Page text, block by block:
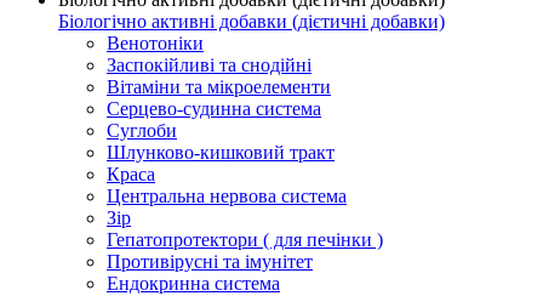
Біологічно активні добавки (дієтичні добавки)
Венотоніки
Заспокійливі та снодійні
Вітаміни та мікроелементи
Серцево-судинна система
Суглоби
Шлунково-кишковий тракт
Краса
Центральна нервова система
Зір
Гепатопротектори ( для печінки )
Противірусні та імунітет
Ендокринна система